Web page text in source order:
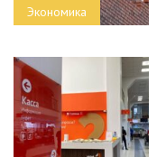
Экономика